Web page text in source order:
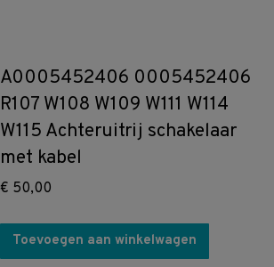
A0005452406 0005452406
R107 W108 W109 W111 W114
W115 Achteruitrij schakelaar
met kabel
€ 50,00
Toevoegen aan winkelwagen